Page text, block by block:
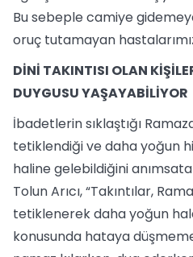
Bu sebeple camiye
oruç tutamayan
DİNİ TAKINTISI OLAN
DUYGUSU YAŞAYABİLİYOR
İbadetlerin sıklaştığı
tetiklendiği ve daha yoğun
haline gelebildiğini
Tolun Arıcı, “Takıntılar,
tetiklenerek daha yoğun
konusunda hataya